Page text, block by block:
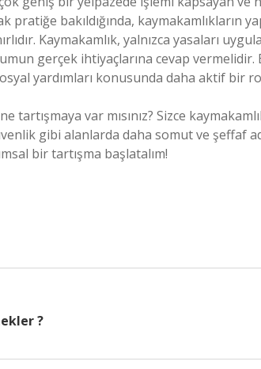
pratiğe bakıldığında, kaymakamlıkların
Kaymakamlık, yalnızca yasaları
gerçek ihtiyaçlarına cevap
yardımları konusunda daha aktif bir
tartışmaya var mısınız? Sizce
gibi alanlarda daha somut ve şeffaf
bir tartışma başlatalım!
?